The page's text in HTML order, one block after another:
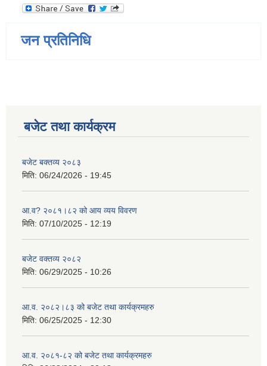
जन प्रतिनिधि
बजेट तथा कार्यक्रम
बजेट बक्तव्य २०८३
मिति: 06/24/2026 - 19:45
आ.व? २०८१।८२ को आय व्यय विवरण
मिति: 07/10/2025 - 12:19
बजेट वक्तव्य २०८२
मिति: 06/29/2025 - 10:26
आ.व. २०८२।८३ को बजेट तथा कार्यक्रमहरु
मिति: 06/25/2025 - 12:30
आ.व. २०८१-८२ को बजेट तथा कार्यक्रमहरु